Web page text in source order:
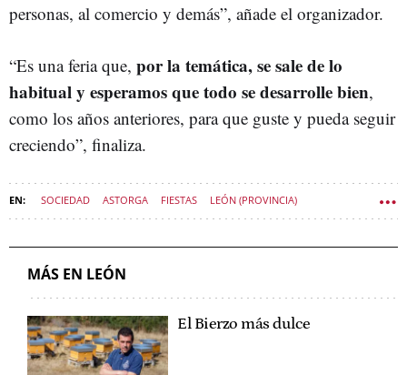
personas, al comercio y demás”, añade el organizador.
“Es una feria que, por la temática, se sale de lo
habitual y esperamos que todo se desarrolle bien,
como los años anteriores, para que guste y pueda seguir
creciendo”, finaliza.
SOCIEDAD ASTORGA FIESTAS LEÓN (PROVINCIA)
MÁS EN LEÓN
El Bierzo más dulce